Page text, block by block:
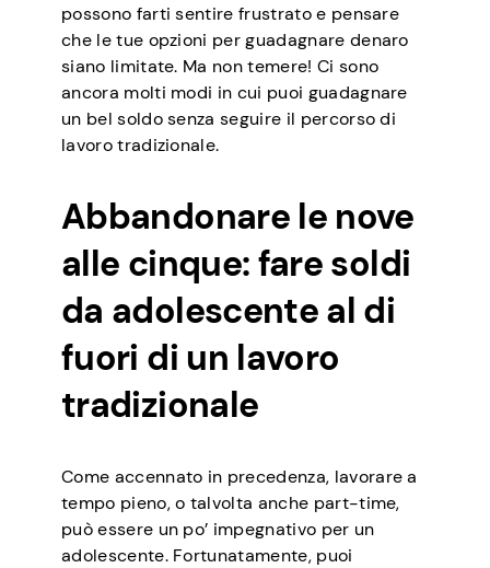
possono farti sentire frustrato e pensare
che le tue opzioni per guadagnare denaro
siano limitate. Ma non temere! Ci sono
ancora molti modi in cui puoi guadagnare
un bel soldo senza seguire il percorso di
lavoro tradizionale.
Abbandonare le nove
alle cinque: fare soldi
da adolescente al di
fuori di un lavoro
tradizionale
Come accennato in precedenza, lavorare a
tempo pieno, o talvolta anche part-time,
può essere un po’ impegnativo per un
adolescente. Fortunatamente, puoi